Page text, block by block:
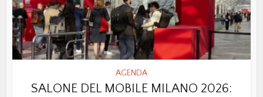
AGENDA
SALONE DEL MOBILE MILANO 2026: